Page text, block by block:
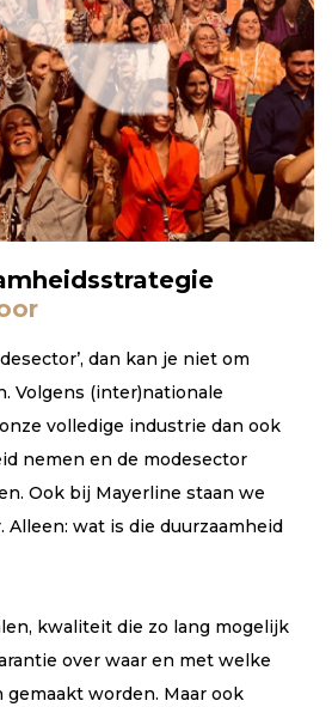
dan kan je niet om
Volgens (inter)nationale
volledige industrie dan ook
nemen en de modesector
Ook bij Mayerline staan we
Alleen: wat is die duurzaamheid
kwaliteit die zo lang mogelijk
over waar en met welke
worden. Maar ook